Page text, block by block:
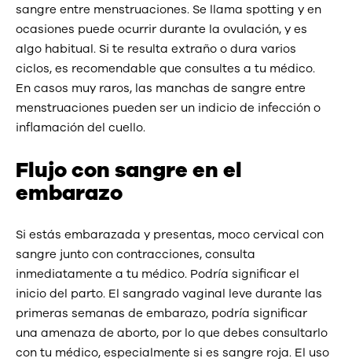
sangre entre menstruaciones. Se llama spotting y en
ocasiones puede ocurrir durante la ovulación, y es
algo habitual. Si te resulta extraño o dura varios
ciclos, es recomendable que consultes a tu médico.
En casos muy raros, las manchas de sangre entre
menstruaciones pueden ser un indicio de infección o
inflamación del cuello.
Flujo con sangre en el
embarazo
Si estás embarazada y presentas, moco cervical con
sangre junto con contracciones, consulta
inmediatamente a tu médico. Podría significar el
inicio del parto. El sangrado vaginal leve durante las
primeras semanas de embarazo, podría significar
una amenaza de aborto, por lo que debes consultarlo
con tu médico, especialmente si es sangre roja. El uso